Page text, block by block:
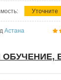
Уточните
Астана
ОБУЧЕНИЕ,